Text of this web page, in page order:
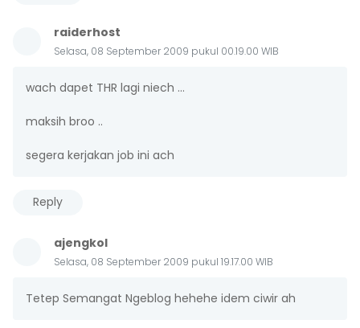
raiderhost
Selasa, 08 September 2009 pukul 00.19.00 WIB
wach dapet THR lagi niech ...
maksih broo ..
segera kerjakan job ini ach
Reply
ajengkol
Selasa, 08 September 2009 pukul 19.17.00 WIB
Tetep Semangat Ngeblog hehehe idem ciwir ah